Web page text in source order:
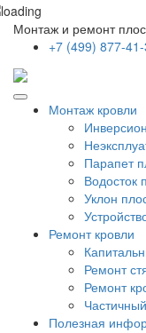
Монтаж и ремонт
+7 (499) 877-
Монтаж кровли
Парапет
Водосток
Уклон
Ремонт кровли
Ремонт
Ремонт
Полезная